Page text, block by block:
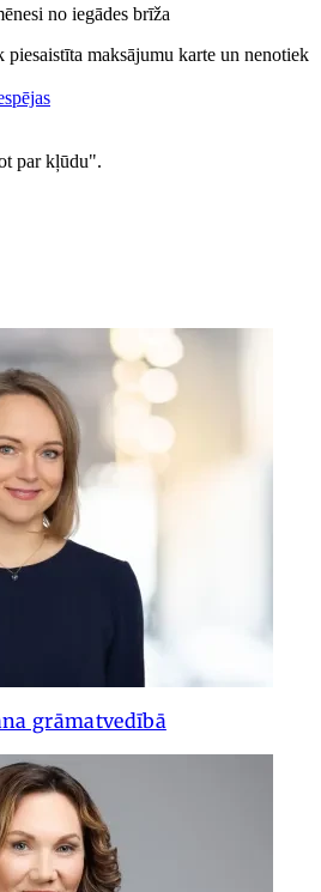
no iegādes brīža
maksājumu karte un nenotiek
par kļūdu".
grāmatvedībā